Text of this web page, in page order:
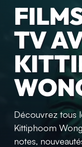
TV
Découvrez tous
Kittiphoom
notes,